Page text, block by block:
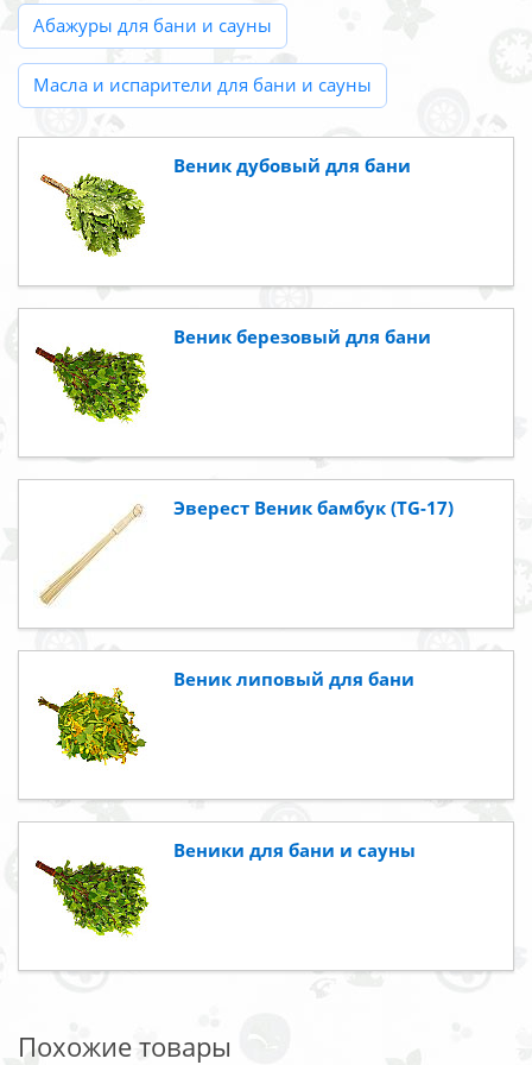
Абажуры для бани и сауны
Масла и испарители для бани и сауны
Веник дубовый для бани
Веник березовый для бани
Эверест Веник бамбук (TG-17)
Веник липовый для бани
Веники для бани и сауны
Похожие товары